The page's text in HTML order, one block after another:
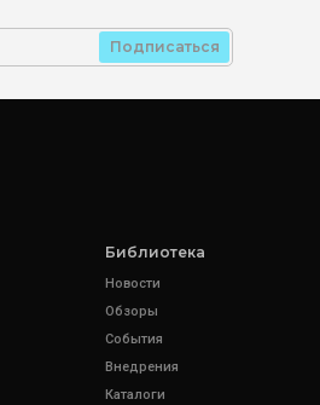
Подписаться
Библиотека
Новости
Обзоры
События
Внедрения
Каталоги